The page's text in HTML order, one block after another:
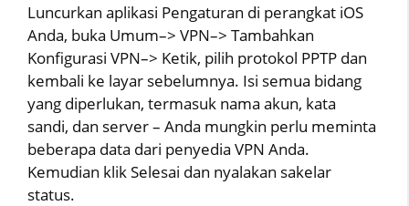
Luncurkan aplikasi Pengaturan di perangkat iOS
Anda, buka Umum–> VPN–> Tambahkan
Konfigurasi VPN–> Ketik, pilih protokol PPTP dan
kembali ke layar sebelumnya. Isi semua bidang
yang diperlukan, termasuk nama akun, kata
sandi, dan server – Anda mungkin perlu meminta
beberapa data dari penyedia VPN Anda.
Kemudian klik Selesai dan nyalakan sakelar
status.